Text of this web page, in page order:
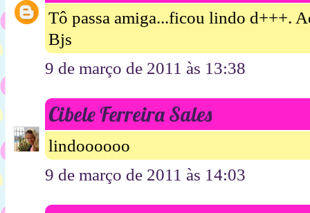
Tô passa amiga...ficou lindo d+++.
Bjs
9 de março de 2011 às 13:38
Cibele Ferreira Sales
lindoooooo
9 de março de 2011 às 14:03